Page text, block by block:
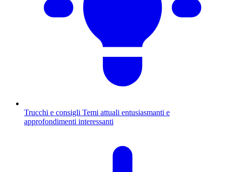
Trucchi e consigli Temi attuali entusiasmanti e
approfondimenti interessanti